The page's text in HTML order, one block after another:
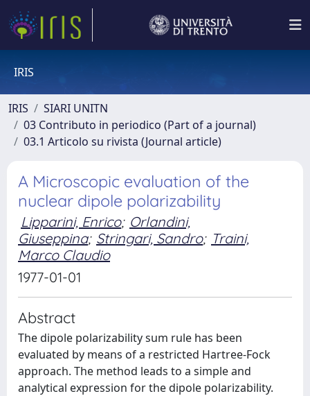
IRIS
IRIS
SIARI UNITN
03 Contributo in periodico (Part of a journal)
03.1 Articolo su rivista (Journal article)
A Microscopic evaluation of the
nuclear dipole polarizability
Lipparini, Enrico; Orlandini,
Giuseppina; Stringari, Sandro; Traini,
Marco Claudio
1977-01-01
Abstract
The dipole polarizability sum rule has been
evaluated by means of a restricted Hartree-Fock
approach. The method leads to a simple and
analytical expression for the dipole polarizability.